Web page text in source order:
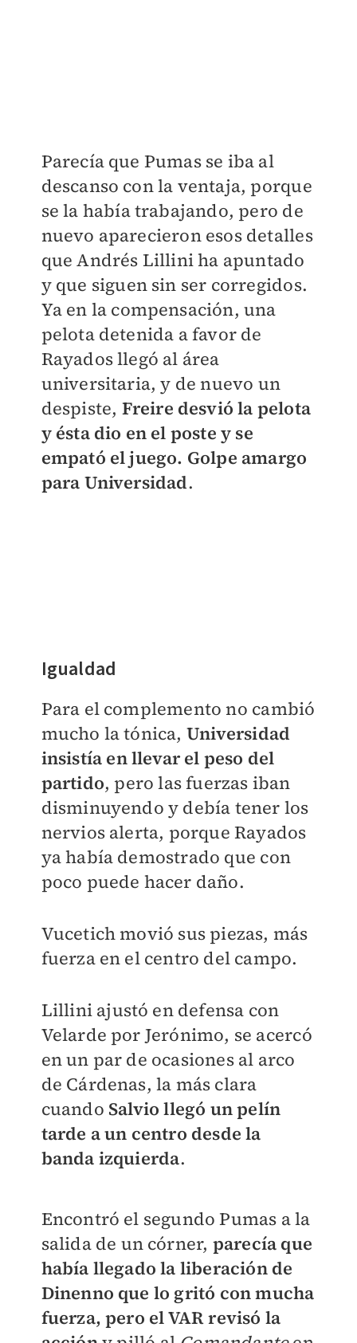
Parecía que Pumas se iba al
descanso con la ventaja, porque
se la había trabajando, pero de
nuevo aparecieron esos detalles
que Andrés Lillini ha apuntado
y que siguen sin ser corregidos.
Ya en la compensación, una
pelota detenida a favor de
Rayados llegó al área
universitaria, y de nuevo un
despiste, Freire desvió la pelota
y ésta dio en el poste y se
empató el juego. Golpe amargo
para Universidad.
Igualdad
Para el complemento no cambió
mucho la tónica, Universidad
insistía en llevar el peso del
partido, pero las fuerzas iban
disminuyendo y debía tener los
nervios alerta, porque Rayados
ya había demostrado que con
poco puede hacer daño.
Vucetich movió sus piezas, más
fuerza en el centro del campo.
Lillini ajustó en defensa con
Velarde por Jerónimo, se acercó
en un par de ocasiones al arco
de Cárdenas, la más clara
cuando Salvio llegó un pelín
tarde a un centro desde la
banda izquierda.
Encontró el segundo Pumas a la
salida de un córner, parecía que
había llegado la liberación de
Dinenno que lo gritó con mucha
fuerza, pero el VAR revisó la